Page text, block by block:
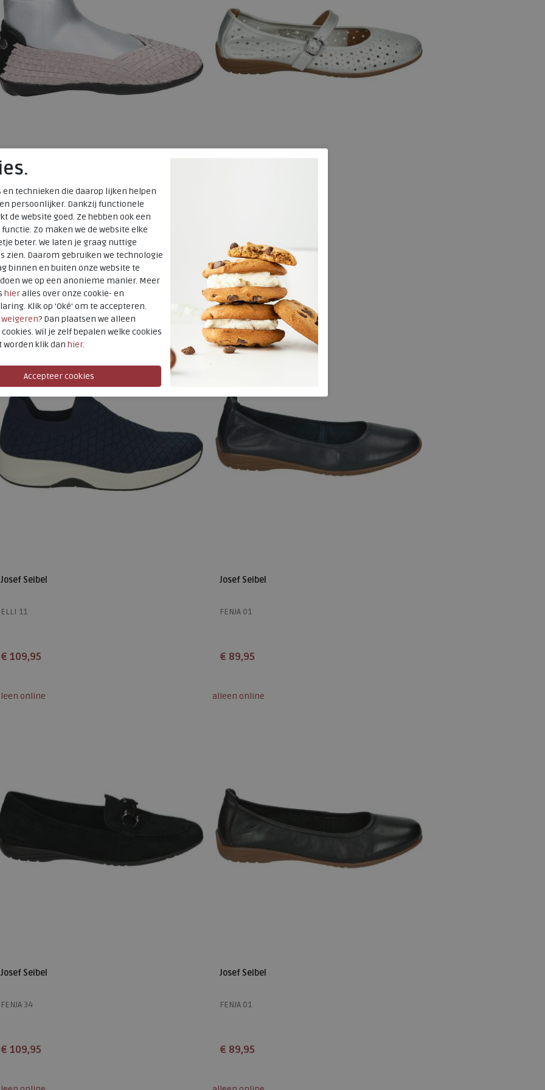
Josef Seibel
FENJA 01
€ 99,95
Beschikbare maten
37 38 39 40 41
€ 99,95
Beschikbare maten
37 39 41 42
online
Josef Seibel
ELLI 11
€ 109,95
37 38
alleen online
Josef Seibel
FENJA 01
€ 89,95
36 38
online
Josef Seibel
FENJA 34
€ 109,95
alleen online
Josef Seibel
FENJA 01
€ 89,95
en technieken die daarop lijken helpen
persoonlijker. Dankzij functionele
de website goed. Ze hebben ook een
Zo maken we de website elke
beter. We laten je graag nuttige
zien. Daarom gebruiken we technologie
binnen en buiten onze website te
we op een anonieme manier. Meer
hieralles over onze cookie- en
Klik op 'Oké' om te accepteren.
weigeren? Dan plaatsen we alleen
Wil je zelf bepalen welke cookies
worden klik dan hier.